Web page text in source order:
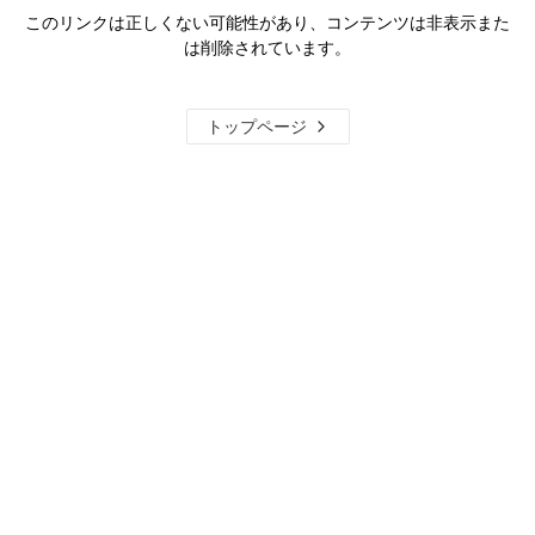
このリンクは正しくない可能性があり、コンテンツは非表示また
は削除されています。
トップページ